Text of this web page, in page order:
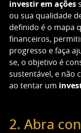
investir em ações
ou sua qualidade
definido é o mapa
financeiros,
progresso e faça
se, o objetivo é
sustentável, e não
ao tentar um
2. Abra